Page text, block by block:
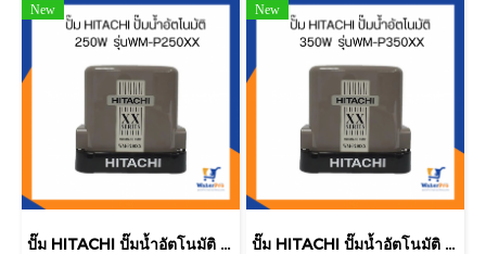
New
ปั๊ม HITACHI ปั๊มน้ำอัตโนมัติ 250W รุ่นWM-P250XX
New
ปั๊ม HITACHI ปั๊มน้ำอัตโนมัติ 350W รุ่นWM-P350XX